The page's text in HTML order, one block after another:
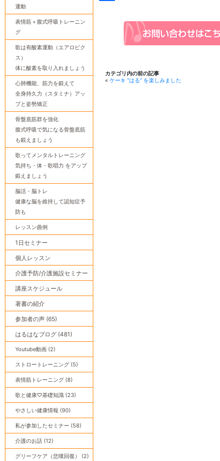
カテゴリ内の前の記事
« ケーキ “はる” を楽しみました
運動
表情筋＋腹式呼吸トレーニン
グ
歌は有酸素運動（エアロビク
ス）
体に酸素を取り入れましょう
心肺機能、筋力を鍛えて
全身持久力（スタミナ）アッ
プと姿勢矯正
骨盤底筋群を強化
腹式呼吸で気になる骨盤底筋
も鍛えましょう
歌ってメンタルトレーニング
気持ち・体・歌唱力 をアップ
鍛えましょう
脳活・脳トレ
健康な脳を維持して認知症予
防も
レッスン曲例
1日セミナー
個人レッスン
介護予防/介護施設セミナー
講座スケジュール
著書の紹介
参加者の声 (65)
はるはなブログ (481)
Youtube動画 (2)
ストロートレーニング (5)
表情筋トレーニング (8)
歌と健康♡基礎知識 (23)
やさしい健康情報 (90)
私が参加したセミナー (58)
介護のお話 (12)
グリーフケア（悲嘆回復） (2)